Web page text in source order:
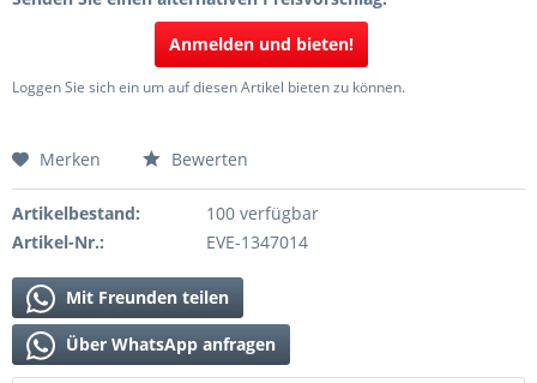
Anmelden und bieten!
Loggen Sie sich ein um auf diesen Artikel bieten zu können.
Merken Bewerten
Artikelbestand:
100 verfügbar
Artikel-Nr.:
EVE-1347014
Mit Freunden teilen
Über WhatsApp anfragen